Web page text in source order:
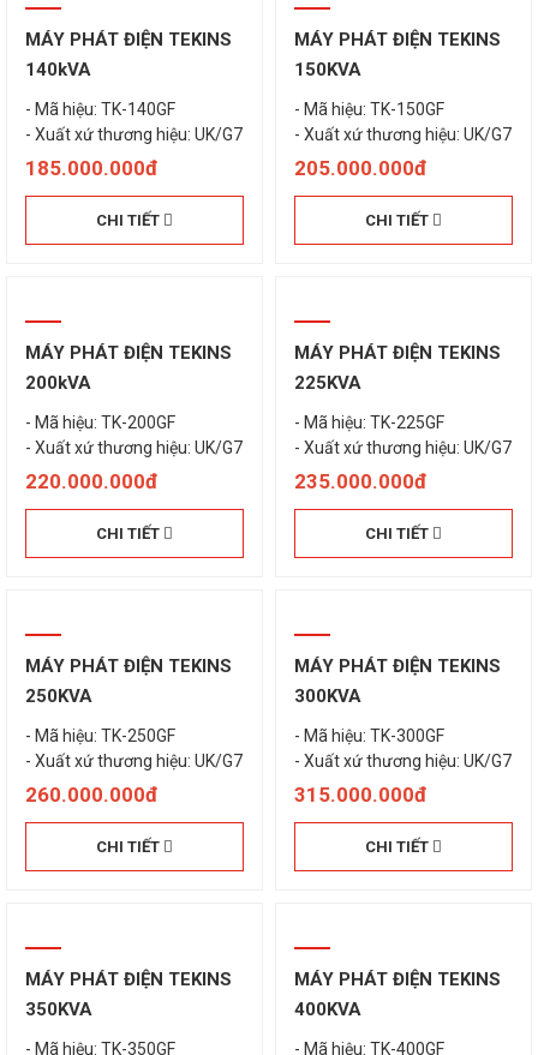
MÁY PHÁT ĐIỆN TEKINS
140kVA
- Mã hiệu: TK-140GF
- Xuất xứ thương hiệu: UK/G7
185.000.000đ
CHI TIẾT
MÁY PHÁT ĐIỆN TEKINS
150KVA
- Mã hiệu: TK-150GF
205.000.000đ
CHI TIẾT
MÁY PHÁT ĐIỆN TEKINS
200kVA
- Mã hiệu: TK-200GF
220.000.000đ
CHI TIẾT
MÁY PHÁT ĐIỆN TEKINS
225KVA
- Mã hiệu: TK-225GF
235.000.000đ
CHI TIẾT
MÁY PHÁT ĐIỆN TEKINS
250KVA
- Mã hiệu: TK-250GF
260.000.000đ
CHI TIẾT
MÁY PHÁT ĐIỆN TEKINS
300KVA
- Mã hiệu: TK-300GF
315.000.000đ
CHI TIẾT
MÁY PHÁT ĐIỆN TEKINS
350KVA
- Mã hiệu: TK-350GF
MÁY PHÁT ĐIỆN TEKINS
400KVA
- Mã hiệu: TK-400GF